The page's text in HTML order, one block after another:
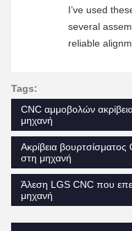
I’ve used
several
reliable
Tags:
CNC αμμοβολών
μηχανή
Ακρίβεια βουρτσίσματος
στη μηχανή
Άλεση LGS CNC που
μηχανή